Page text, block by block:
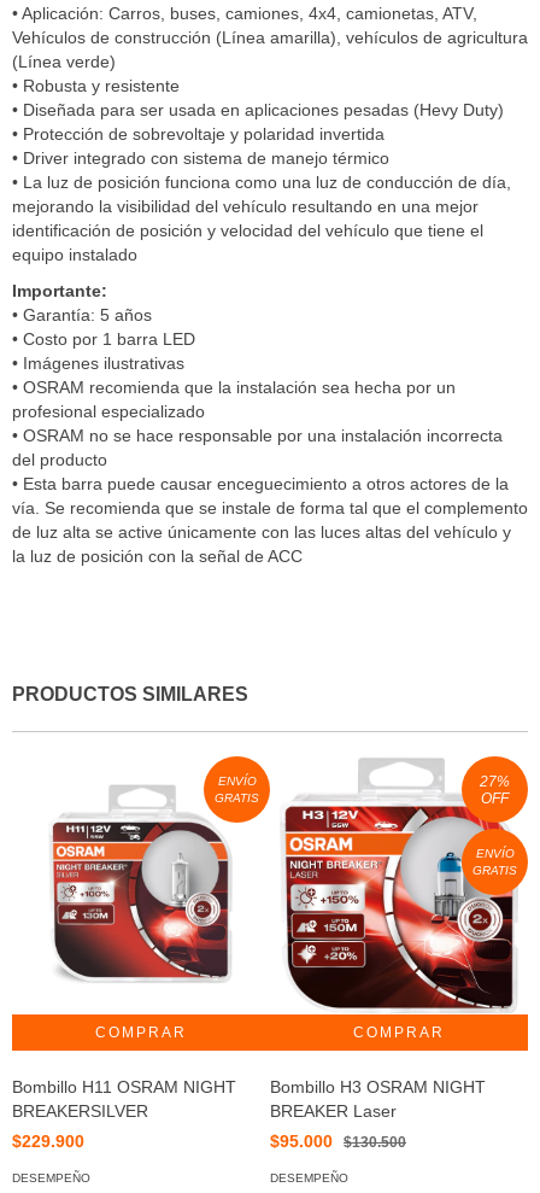
• Aplicación: Carros, buses, camiones, 4x4, camionetas, ATV,
Vehículos de construcción (Línea amarilla), vehículos de agricultura
(Línea verde)
• Robusta y resistente
• Diseñada para ser usada en aplicaciones pesadas (Hevy Duty)
• Protección de sobrevoltaje y polaridad invertida
• Driver integrado con sistema de manejo térmico
• La luz de posición funciona como una luz de conducción de día,
mejorando la visibilidad del vehículo resultando en una mejor
identificación de posición y velocidad del vehículo que tiene el
equipo instalado
Importante:
• Garantía: 5 años
• Costo por 1 barra LED
• Imágenes ilustrativas
• OSRAM recomienda que la instalación sea hecha por un
profesional especializado
• OSRAM no se hace responsable por una instalación incorrecta
del producto
• Esta barra puede causar enceguecimiento a otros actores de la
vía. Se recomienda que se instale de forma tal que el complemento
de luz alta se active únicamente con las luces altas del vehículo y
la luz de posición con la señal de ACC
PRODUCTOS SIMILARES
ENVÍO
GRATIS
Bombillo H11 OSRAM NIGHT
BREAKERSILVER
$229.900
DESEMPEÑO
27%
OFF
ENVÍO
GRATIS
Bombillo H3 OSRAM NIGHT
BREAKER Laser
$95.000
$130.500
DESEMPEÑO